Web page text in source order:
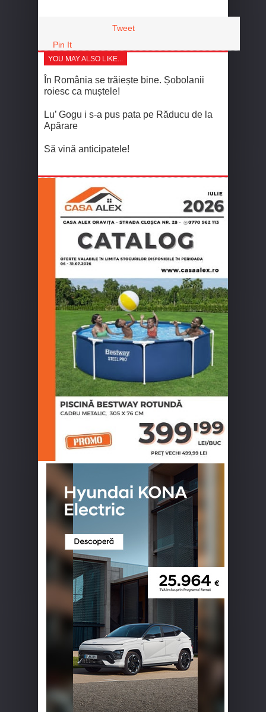
Tweet
Pin It
YOU MAY ALSO LIKE...
În România se trăiește bine. Șobolanii
roiesc ca muștele!
Lu’ Gogu i s-a pus pata pe Răducu de la
Apărare
Să vină anticipatele!